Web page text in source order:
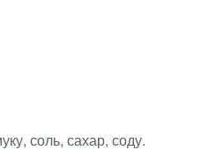
соль, сахар, соду.